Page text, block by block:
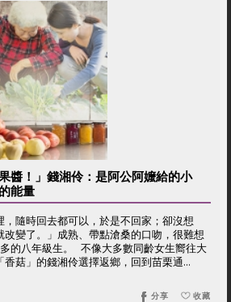
醬！」錢湘伶：是阿公阿嬤給的小
能量
，隨時回去都可以，於是不回家；卻沒想
變了。」成熟、帶點滄桑的口吻，很難想
的八年級生。 不像大多數同齡女生嚮往大
菇」的錢湘伶選擇返鄉，回到苗栗通...
收藏
分享